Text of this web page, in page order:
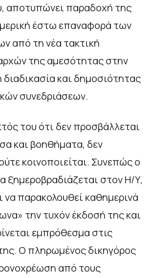
αποτυπώνει παραδοχή της
μερική έστω επαναφορά των
από τη νέα τακτική
της αμεσότητας στην
διαδικασία και δημοσιότητας
συνεδριάσεων.
του ότι δεν προσβάλλεται
και βοηθήματα, δεν
κοινοποιείται. Συνεπώς ο
ξημεροβραδιάζεται στον Η/Υ,
παρακολουθεί καθημερινά
την τυχόν έκδοσή της και
εμπρόθεσμα στις
Ο πληρωμένος δικηγόρος
από τους